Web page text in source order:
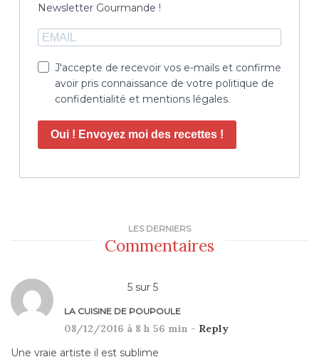
Newsletter Gourmande !
J'accepte de recevoir vos e-mails et confirme
avoir pris connaissance de votre politique de
confidentialité et mentions légales.
Oui ! Envoyez moi des recettes !
LES DERNIERS
Commentaires
5 sur 5
LA CUISINE DE POUPOULE
08/12/2016 à 8 h 56 min - Reply
Une vraie artiste il est sublime